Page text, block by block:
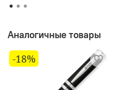
Аналогичные товары
-18%